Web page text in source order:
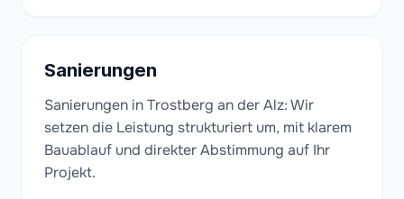
Sanierungen
Sanierungen in Trostberg an der Alz: Wir
setzen die Leistung strukturiert um, mit klarem
Bauablauf und direkter Abstimmung auf Ihr
Projekt.